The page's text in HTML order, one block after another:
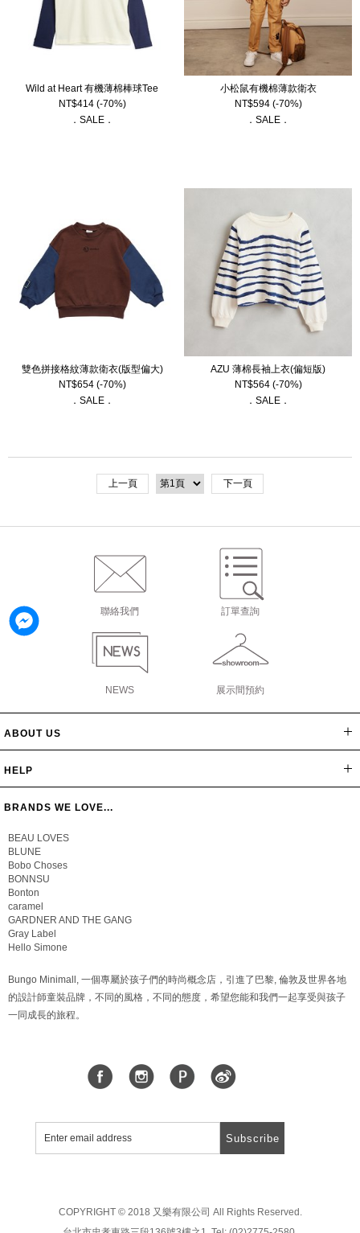
Wild at Heart 有機薄棉棒球Tee
NT$414 (-70%)
．SALE．
小松鼠有機棉薄款衛衣
NT$594 (-70%)
．SALE．
雙色拼接格紋薄款衛衣(版型偏大)
NT$654 (-70%)
．SALE．
AZU 薄棉長袖上衣(偏短版)
NT$564 (-70%)
．SALE．
上一頁 下一頁
聯絡我們 訂單查詢
NEWS 展示間預約
ABOUT US
HELP
BRANDS WE LOVE...
BEAU LOVES
BLUNE
Bobo Choses
BONNSU
Bonton
caramel
GARDNER AND THE GANG
Gray Label
Hello Simone
Bungo Minimall, 一個專屬於孩子們的時尚概念店，引進了巴黎, 倫敦及世界各地
的設計師童裝品牌，不同的風格，不同的態度，希望您能和我們一起享受與孩子
一同成長的旅程。
Subscribe
COPYRIGHT © 2018 又樂有限公司 All Rights Reserved.